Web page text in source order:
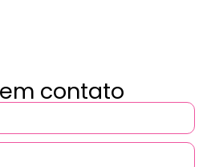
contato